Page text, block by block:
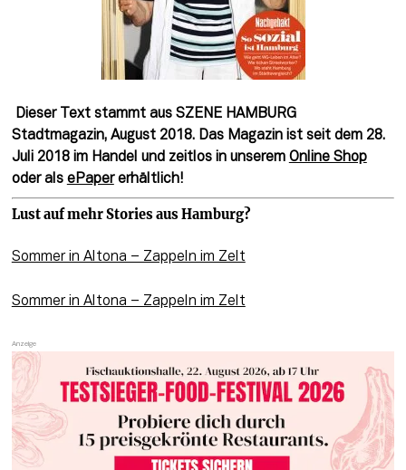
Dieser Text stammt aus SZENE HAMBURG
Stadtmagazin, August 2018. Das Magazin ist seit dem 28.
Juli 2018 im Handel und zeitlos in unserem Online Shop
oder als ePapererhältlich!
Lust auf mehr Stories aus Hamburg?
Sommer in Altona – Zappeln im Zelt
Sommer in Altona – Zappeln im Zelt